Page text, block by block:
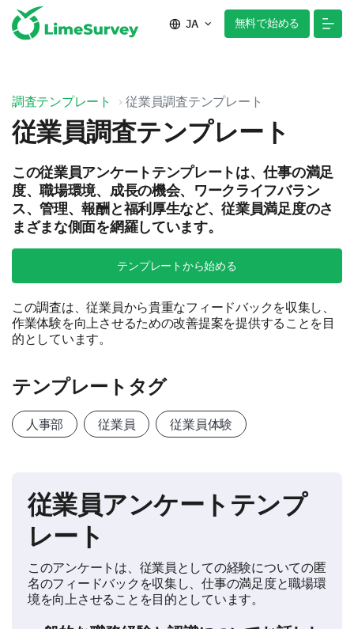
JA 無料で始める
調査テンプレート 従業員調査テンプレート
従業員調査テンプレート
この従業員アンケートテンプレートは、仕事の満足
度、職場環境、成長の機会、ワークライフバラン
ス、管理、報酬と福利厚生など、従業員満足度のさ
まざまな側面を網羅しています。
テンプレートから始める
この調査は、従業員から貴重なフィードバックを収集し、
作業体験を向上させるための改善提案を提供することを目
的としています。
テンプレートタグ
人事部 従業員 従業員体験
従業員アンケートテンプ
レート
このアンケートは、従業員としての経験についての匿
名のフィードバックを収集し、仕事の満足度と職場環
境を向上させることを目的としています。